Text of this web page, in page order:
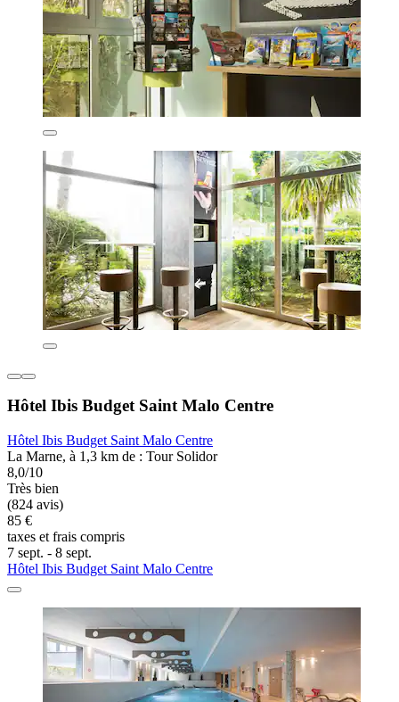
Hôtel Ibis Budget Saint Malo Centre
Hôtel Ibis Budget Saint Malo Centre
La Marne, à 1,3 km de : Tour Solidor
8,0/10
Très bien
(824 avis)
85 €
taxes et frais compris
7 sept. - 8 sept.
Hôtel Ibis Budget Saint Malo Centre